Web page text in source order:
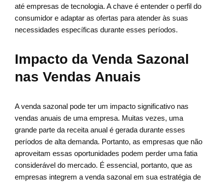
até empresas de tecnologia. A chave é entender o perfil do
consumidor e adaptar as ofertas para atender às suas
necessidades específicas durante esses períodos.
Impacto da Venda Sazonal
nas Vendas Anuais
A venda sazonal pode ter um impacto significativo nas
vendas anuais de uma empresa. Muitas vezes, uma
grande parte da receita anual é gerada durante esses
períodos de alta demanda. Portanto, as empresas que não
aproveitam essas oportunidades podem perder uma fatia
considerável do mercado. É essencial, portanto, que as
empresas integrem a venda sazonal em sua estratégia de